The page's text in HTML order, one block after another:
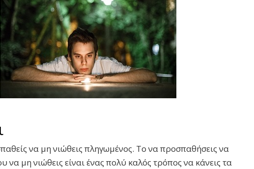
να μη νιώθεις πληγωμένος. Το να προσπαθήσεις να
να μη νιώθεις είναι ένας πολύ καλός τρόπος να κάνεις τα